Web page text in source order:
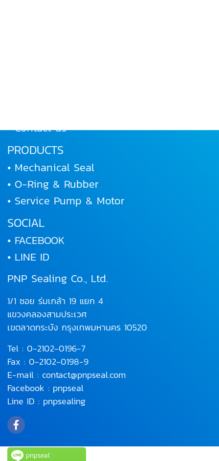
• Contact us
PRODUCTS
• Mechanical Seal
• O-Ring & Rubber
• Service Pump & Motor
SOCIAL
• FACEBOOK
• LINE ID
PNP Sealing Co., Ltd.
1/1 ซอย ร่มเกล้า 19 แยก 4
แขวงคลองสามประเวศ
เขตลาดกระบัง กรุงเทพมหานคร 10520
Tel : 0-2102-0196-7
Fax : 0-2102-0198-9
E-mail : contact@pnpseal.com
Facebook : pnpseal
Line ID : pnpsealing
pnpseal